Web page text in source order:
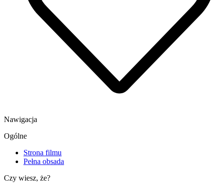
Nawigacja
Ogólne
Strona filmu
Pełna obsada
Czy wiesz, że?